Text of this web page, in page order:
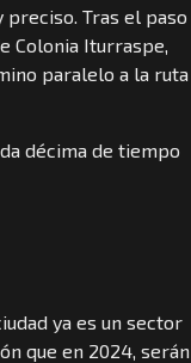
Tras el paso
Colonia Iturraspe,
paralelo a la ruta
décima de tiempo
ya es un sector
que en 2024, serán